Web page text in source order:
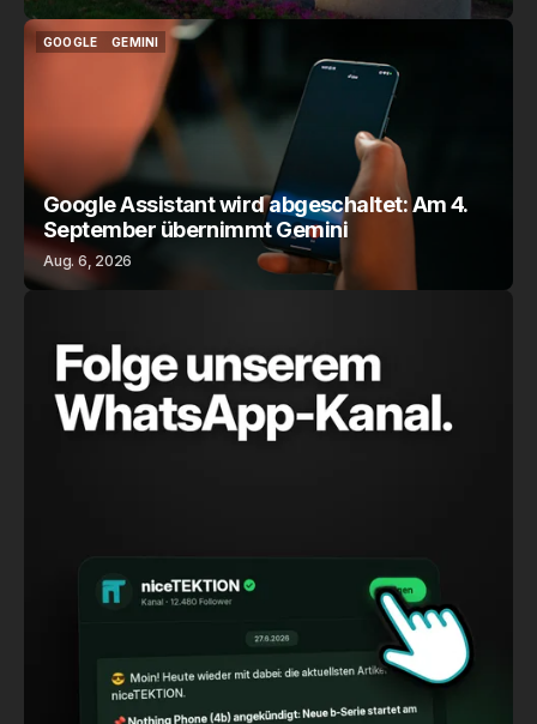
GOOGLE
GEMINI
Google Assistant wird abgeschaltet: Am 4.
September übernimmt Gemini
Aug. 6, 2026